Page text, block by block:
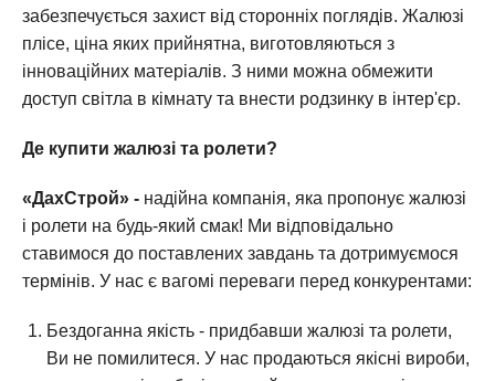
забезпечується захист від сторонніх поглядів. Жалюзі
плісе, ціна яких прийнятна, виготовляються з
інноваційних матеріалів. З ними можна обмежити
доступ світла в кімнату та внести родзинку в інтер'єр.
Де купити жалюзі та ролети?
«ДахСтрой» - надійна компанія, яка пропонує жалюзі
і ролети на будь-який смак! Ми відповідально
ставимося до поставлених завдань та дотримуємося
термінів. У нас є вагомі переваги перед конкурентами:
Бездоганна якість - придбавши жалюзі та ролети,
Ви не помилитеся. У нас продаються якісні вироби,